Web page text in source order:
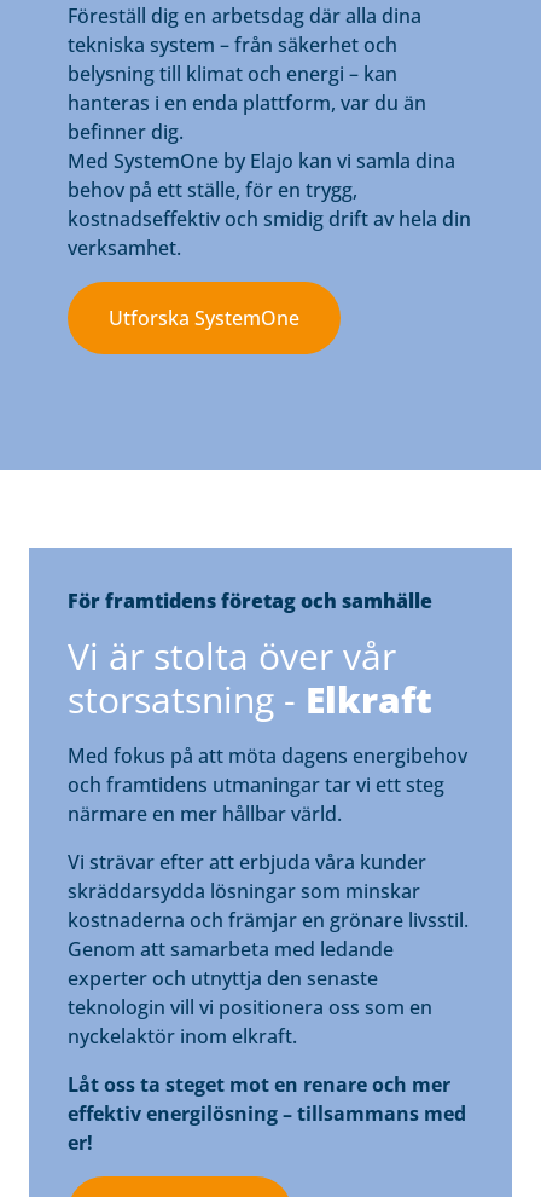
Föreställ dig en arbetsdag där alla dina
tekniska system – från säkerhet och
belysning till klimat och energi – kan
hanteras i en enda plattform, var du än
befinner dig.
Med SystemOne by Elajo kan vi samla dina
behov på ett ställe, för en trygg,
kostnadseffektiv och smidig drift av hela din
verksamhet.
Utforska SystemOne
För framtidens företag och samhälle
Vi är stolta över vår
storsatsning - Elkraft
Med fokus på att möta dagens energibehov
och framtidens utmaningar tar vi ett steg
närmare en mer hållbar värld.
Vi strävar efter att erbjuda våra kunder
skräddarsydda lösningar som minskar
kostnaderna och främjar en grönare livsstil.
Genom att samarbeta med ledande
experter och utnyttja den senaste
teknologin vill vi positionera oss som en
nyckelaktör inom elkraft.
Låt oss ta steget mot en renare och mer
effektiv energilösning – tillsammans med
er!